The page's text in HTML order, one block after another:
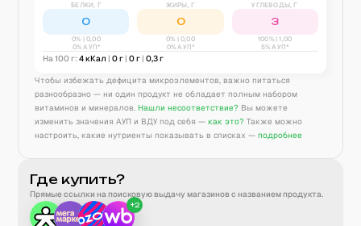
БЕЛКИ, Г
0
0% |0,00
0% АУП*
ЖИРЫ, Г
0
0% |0,00
0% АУП*
УГЛЕВОДЫ, Г
3
100% |1,00
5% АУП*
На 100 г: 4кКал | 0г | 0г | 0,3г
Чтобы избежать дефицита микроэлементов, важно питаться
разнообразно — ни один продукт не обладает полным набором
витаминов и минералов. Нашли несоответствие? Вы можете
изменить значения АУП и ВДУ под себя — как это? Также можно
настроить, какие нутриенты показывать в списках — подробнее
Где купить?
Прямые ссылки на поисковую выдачу магазинов с названием продукта.
+2